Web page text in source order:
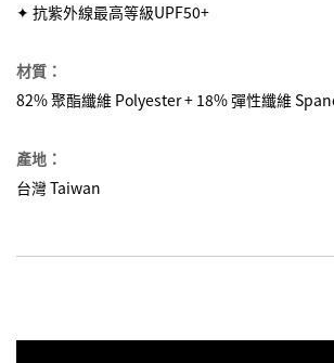
✦ 抗紫外線最高等級UPF50+
材質：
82% 聚酯纖維 Polyester + 18% 彈性纖維
產地：
台灣 Taiwan